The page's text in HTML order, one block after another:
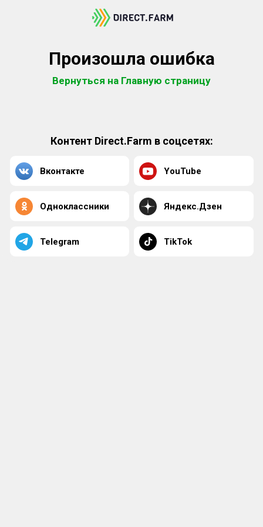
Произошла ошибка
Вернуться на Главную страницу
Контент Direct.Farm в соцсетях:
Вконтакте YouTube
Одноклассники Яндекс.Дзен
Telegram TikTok